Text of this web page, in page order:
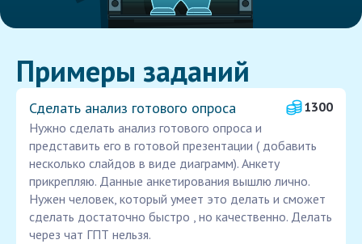
Примеры заданий
Сделать анализ готового опроса
1300
Нужно сделать анализ готового опроса и
представить его в готовой презентации ( добавить
несколько слайдов в виде диаграмм). Анкету
прикрепляю. Данные анкетирования вышлю лично.
Нужен человек, который умеет это делать и сможет
сделать достаточно быстро , но качественно. Делать
через чат ГПТ нельзя.